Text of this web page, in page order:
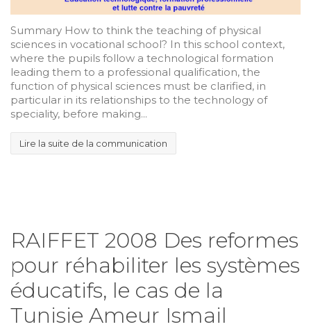
Summary How to think the teaching of physical
sciences in vocational school? In this school context,
where the pupils follow a technological formation
leading them to a professional qualification, the
function of physical sciences must be clarified, in
particular in its relationships to the technology of
speciality, before making...
Lire la suite de la communication
RAIFFET 2008 Des reformes
pour réhabiliter les systèmes
éducatifs, le cas de la
Tunisie Ameur Ismail